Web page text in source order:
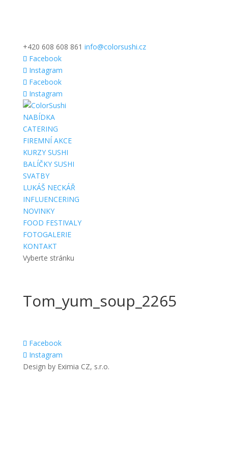
+420 608 608 861 info@colorsushi.cz
Facebook
Instagram
Facebook
Instagram
NABÍDKA
CATERING
FIREMNÍ AKCE
KURZY SUSHI
BALÍČKY SUSHI
SVATBY
LUKÁŠ NECKÁŘ
INFLUENCERING
NOVINKY
FOOD FESTIVALY
FOTOGALERIE
KONTAKT
Vyberte stránku
Tom_yum_soup_2265
Facebook
Instagram
Design by Eximia CZ, s.r.o.